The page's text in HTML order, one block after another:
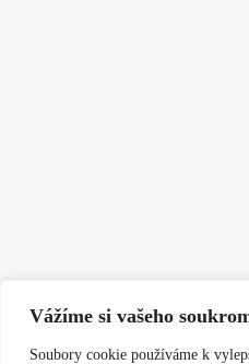
Vážíme si vašeho
Soubory cookie používáme k